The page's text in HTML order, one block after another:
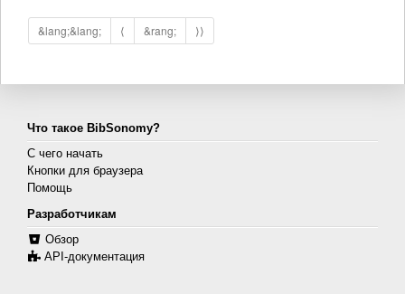
&lang;&lang; ⟨ &rang; ⟩⟩
Что такое BibSonomy?
С чего начать
Кнопки для браузера
Помощь
Разработчикам
Обзор
API-документация